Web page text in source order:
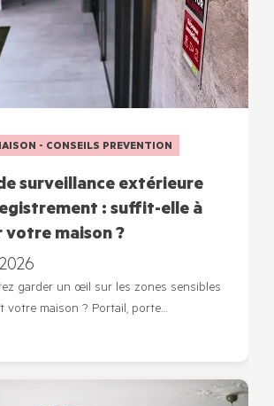
- CONSEILS PREVENTION
surveillance extérieure
: suffit-elle à
votre maison ?
garder un œil sur les zones sensibles
votre maison ? Portail, porte…